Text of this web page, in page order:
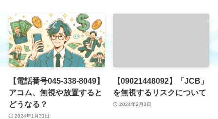
【電話番号045-338-8049】
アコム、無視や放置すると
どうなる？
2024年1月31日
【09021448092】「JCB」
を無視するリスクについて
2024年2月3日